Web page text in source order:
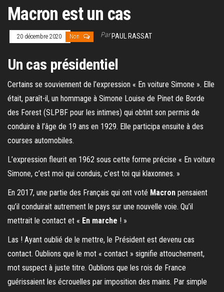
Macron est un cas
20 décembre 2020 Non ParPAUL RASSAT
Un cas présidentiel
Certains se souviennent de l’expression « En voiture Simone ». Elle
était, paraît-il, un hommage à Simone Louise de Pinet de Borde
des Forest (SLPBF pour les intimes) qui obtint son permis de
conduire à l’âge de 19 ans en 1929. Elle participa ensuite à des
courses automobiles.
L’expression fleurit en 1962 sous cette forme précise « En voiture
Simone, c’est moi qui conduis, c’est toi qui klaxonnes. »
En 2017, une partie des Français qui ont voté Macron pensaient
qu’il conduirait autrement le pays sur une nouvelle voie. Qu’il
mettrait le contact et « En marche ! »
Las ! Ayant oublié de le mettre, le Président est devenu cas
contact. Oublions que le mot « contact » signifie attouchement,
mot suspect à juste titre. Oublions que les rois de France
guérissaient les écrouelles par imposition des mains. Par simple